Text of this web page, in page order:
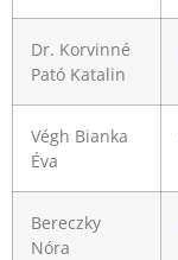
Dr. Korvinné
Pató Katalin
Végh Bianka
Éva
Bereczky
Nóra